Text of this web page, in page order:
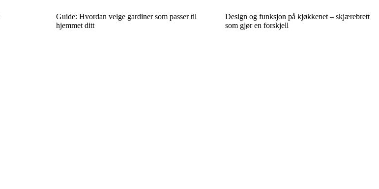
Guide: Hvordan velge gardiner som passer til
hjemmet ditt
Design og funksjon på kjøkkenet – skjærebrett
som gjør en forskjell